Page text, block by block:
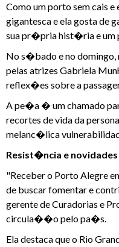
Como um porto sem cais
gigantesca e ela gosta de
sua pr�pria hist�ria e um
No s�bado e no
pelas atrizes Gabriela
reflex�es sobre a
A pe�a � um chamado
recortes de vida da
melanc�lica
Resist�ncia e novidades
"Receber o Porto Alegre
de buscar fomentar e
gerente de Curadorias e
circula��o pelo pa�s.
Ela destaca que o Rio